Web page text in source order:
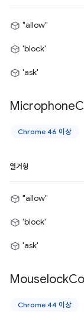
"allow"
'block'
'ask'
Microphone
Chrome 46 이상
열거형
"allow"
'block'
'ask'
Mouselock
Chrome 44 이상